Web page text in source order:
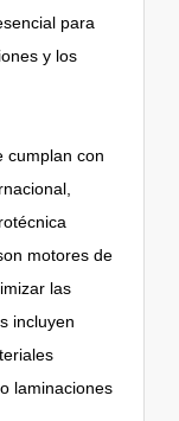
para
y los
cumplan con
motores de
las
incluyen
laminaciones